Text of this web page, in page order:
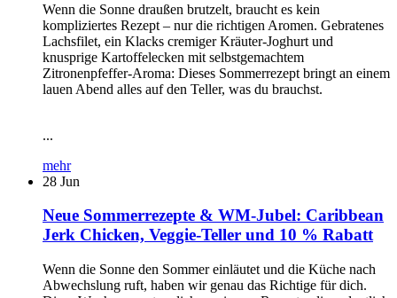
Wenn die Sonne draußen brutzelt, braucht es kein
kompliziertes Rezept – nur die richtigen Aromen. Gebratenes
Lachsfilet, ein Klacks cremiger Kräuter-Joghurt und
knusprige Kartoffelecken mit selbstgemachtem
Zitronenpfeffer-Aroma: Dieses Sommerrezept bringt an einem
lauen Abend alles auf den Teller, was du brauchst.
...
mehr
28 Jun
Neue Sommerrezepte & WM-Jubel: Caribbean
Jerk Chicken, Veggie-Teller und 10 % Rabatt
Wenn die Sonne den Sommer einläutet und die Küche nach
Abwechslung ruft, haben wir genau das Richtige für dich.